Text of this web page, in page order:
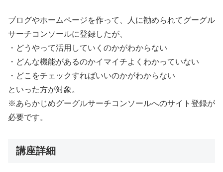
ブログやホームページを作って、人に勧められてグーグル
サーチコンソールに登録したが、
・どうやって活用していくのかがわからない
・どんな機能があるのかイマイチよくわかっていない
・どこをチェックすればいいのかがわからない
といった方が対象。
※あらかじめグーグルサーチコンソールへのサイト登録が
必要です。
講座詳細